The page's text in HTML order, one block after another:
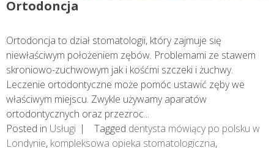
Ortodoncja
Ortodoncja to dział stomatologii, który zajmuje się
niewłaściwym położeniem zębów. Problemami ze stawem
skroniowo-zuchwowym jak i kośćmi szczeki i żuchwy.
Leczenie ortodontyczne może pomóc ustawić zęby we
właściwym miejscu. Zwykle używamy aparatów
ortodontycznych oraz przezroc...
Posted in Usługi Tagged dentysta mówiący po polsku w
Londynie, kompleksowa opieka stomatologiczna,